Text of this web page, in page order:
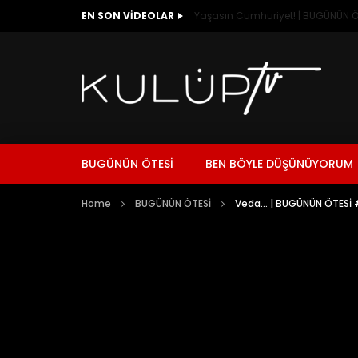
EN SON VIDEOLAR Yaşasın Cumhuriyet! | BUGÜNÜN
BUGÜNÜN ÖTESİ BEN BÖYLE DÜŞÜNÜYORUM
Home BUGÜNÜN ÖTESİ Veda… | BUGÜNÜN ÖTESİ